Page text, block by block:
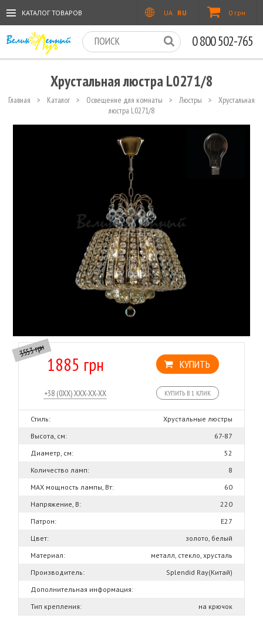
0 грн
UA RU
КАТАЛОГ ТОВАРОВ
0 800 502-765
Хрустальная люстра L0271/8
Главная > Каталог > Освещение для комнаты > Люстры >
Хрустальная
люстра L0271/8
3553 грн
1885 грн КУПИТЬ
КУПИТЬ В 1 КЛИК
Стиль:
Хрустальные люстры
Высота, см:
67-87
Диаметр, см:
52
Количество ламп:
8
MAX мощность лампы, Вт:
60
Напряжение, В:
220
Патрон:
Е27
Цвет:
золото, белый
Материал:
металл, стекло, хрусталь
Производитель:
Splendid Ray(Китай)
Дополнительная информация:
Тип крепления:
на крючок